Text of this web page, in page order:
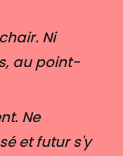
Ni
au point-
Ne
et futur s'y